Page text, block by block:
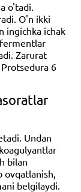
o'tadi.
O'n ikki
ingichka ichak
Zarurat
6
Undan
bilan
ovqatlanish,
belgilaydi.